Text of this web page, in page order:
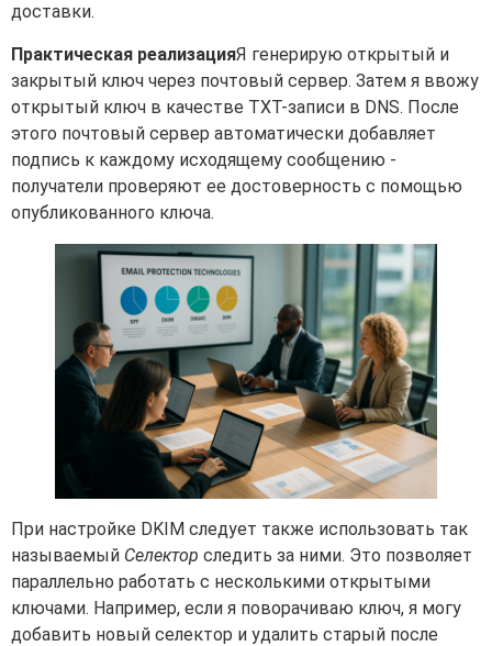
доставки.
Практическая реализацияЯ генерирую открытый и
закрытый ключ через почтовый сервер. Затем я ввожу
открытый ключ в качестве TXT-записи в DNS. После
этого почтовый сервер автоматически добавляет
подпись к каждому исходящему сообщению -
получатели проверяют ее достоверность с помощью
опубликованного ключа.
При настройке DKIM следует также использовать так
называемый Селектор следить за ними. Это позволяет
параллельно работать с несколькими открытыми
ключами. Например, если я поворачиваю ключ, я могу
добавить новый селектор и удалить старый после